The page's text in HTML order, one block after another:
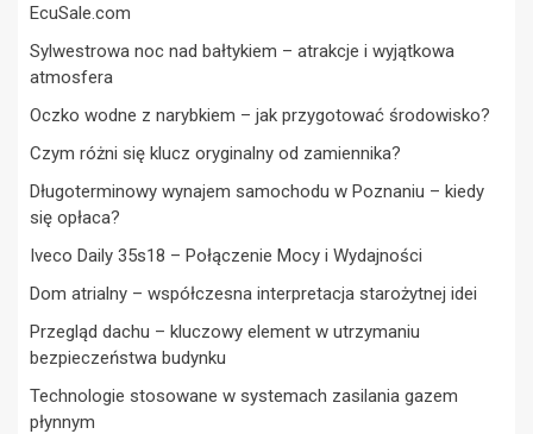
EcuSale.com
Sylwestrowa noc nad bałtykiem – atrakcje i wyjątkowa
atmosfera
Oczko wodne z narybkiem – jak przygotować środowisko?
Czym różni się klucz oryginalny od zamiennika?
Długoterminowy wynajem samochodu w Poznaniu – kiedy
się opłaca?
Iveco Daily 35s18 – Połączenie Mocy i Wydajności
Dom atrialny – współczesna interpretacja starożytnej idei
Przegląd dachu – kluczowy element w utrzymaniu
bezpieczeństwa budynku
Technologie stosowane w systemach zasilania gazem
płynnym